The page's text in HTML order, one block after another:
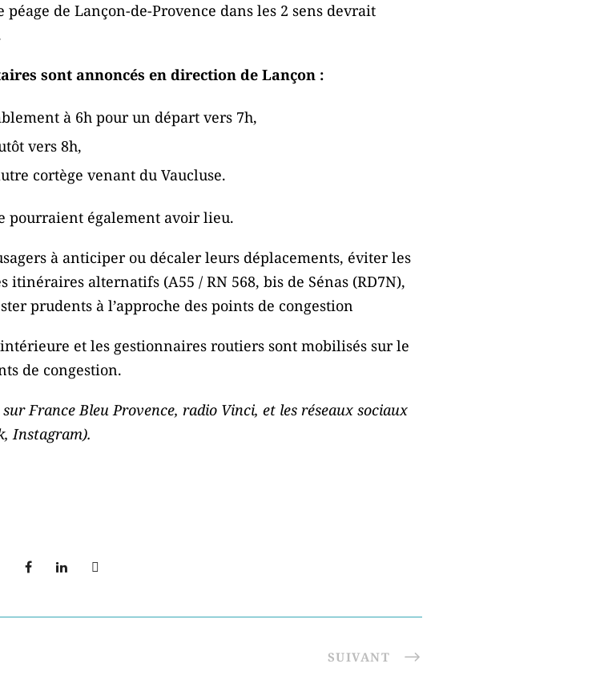
de Lançon-de-Provence dans les 2 sens devrait
sont annoncés en direction de Lançon :
à 6h pour un départ vers 7h,
vers 8h,
cortège venant du Vaucluse.
pourraient également avoir lieu.
à anticiper ou décaler leurs déplacements, éviter les
alternatifs (A55 / RN 568, bis de Sénas (RD7N),
prudents à l’approche des points de congestion
et les gestionnaires routiers sont mobilisés sur le
de congestion.
France Bleu Provence, radio Vinci, et les réseaux sociaux
Instagram).
SUIVANT